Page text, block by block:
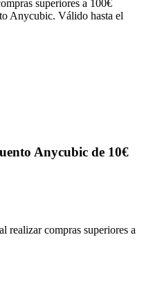
superiores a 100€
Anycubic. Válido hasta el
Anycubic de 10€
realizar compras superiores a